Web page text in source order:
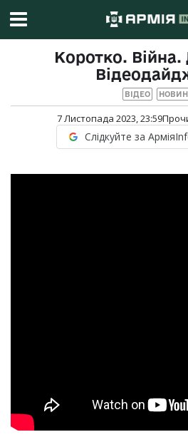
Коротко. Війна.
ВІДЕО
7 Листопада 2023, 23:59
Слідкуйте за